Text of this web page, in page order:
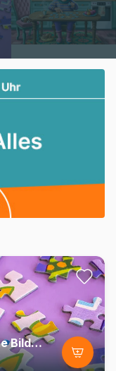
Mystery Puzzle ohne Box & ohne Bild - Beutel mit 1000 Teilen